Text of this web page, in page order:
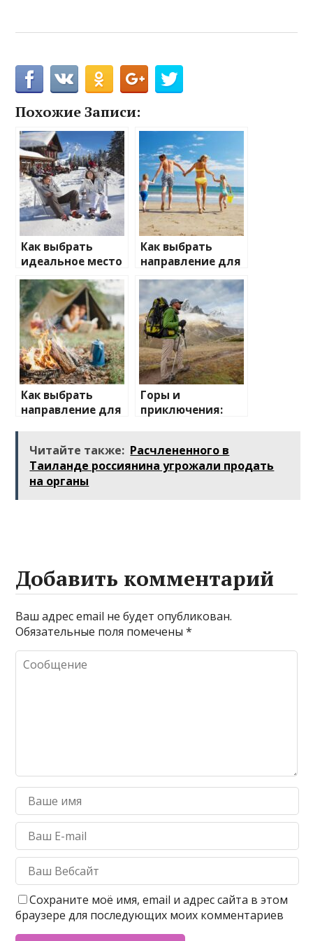
Похожие Записи:
Как выбрать
идеальное место
для зимнего
отдыха
Как выбрать
направление для
отдыха с детьми
Как выбрать
направление для
Горы и
приключения:
активного
отдыха
Читайте также: Расчлененного в
Таиланде россиянина угрожали продать
на органы
Добавить комментарий
Ваш адрес email не будет опубликован.
Обязательные поля помечены*
Сохраните моё имя, email и адрес сайта в этом
браузере для последующих моих комментариев